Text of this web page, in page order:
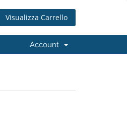
Visualizza Carrello
Account